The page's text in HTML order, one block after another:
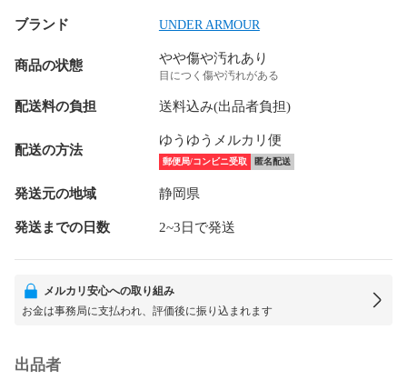
ブランド UNDER ARMOUR
商品の状態 やや傷や汚れあり
目につく傷や汚れがある
配送料の負担 送料込み(出品者負担)
配送の方法
ゆうゆうメルカリ便
郵便局/コンビニ受取 匿名配送
発送元の地域 静岡県
発送までの日数 2~3日で発送
メルカリ安心への取り組み
お金は事務局に支払われ、評価後に振り込まれます
出品者